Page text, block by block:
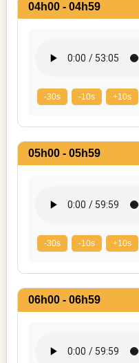
04h00 - 04h59
-30s -10s +10s
05h00 - 05h59
-30s -10s +10s
06h00 - 06h59